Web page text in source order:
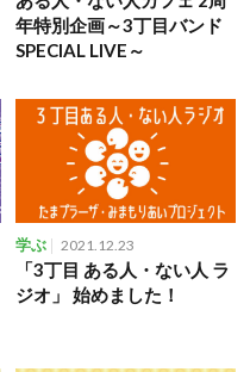
年特別企画～3丁目バンド
SPECIAL LIVE～
学ぶ 2021.12.23
「3丁目 ある人・ない人 ラ
ジオ」 始めました！